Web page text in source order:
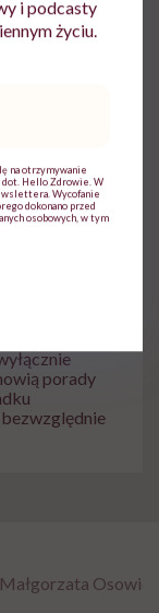
porady
i podcasty
życiu.
na otrzymywanie
dot. Hello Zdrowie. W
Wycofanie
dokonano przed
osobowych, w tym